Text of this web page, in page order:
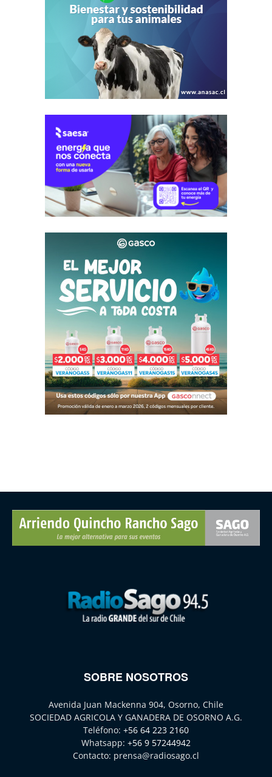
SOBRE NOSOTROS
Avenida Juan Mackenna 904, Osorno, Chile
SOCIEDAD AGRICOLA Y GANADERA DE OSORNO A.G.
Teléfono: +56 64 223 2160
Whatsapp: +56 9 57244942
Contacto: prensa@radiosago.cl